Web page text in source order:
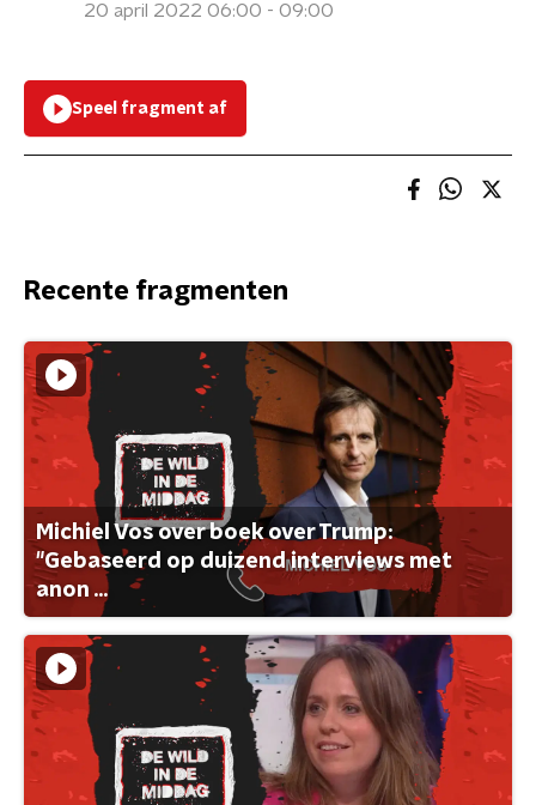
20 april 2022 06:00 - 09:00
Speel fragment af
Recente fragmenten
Michiel Vos over boek over Trump:
"Gebaseerd op duizend interviews met
anon ...